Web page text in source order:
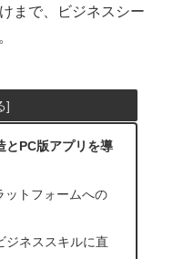
まで、ビジネスシー
PC版アプリを導
ットフォームへの
ジネススキルに直